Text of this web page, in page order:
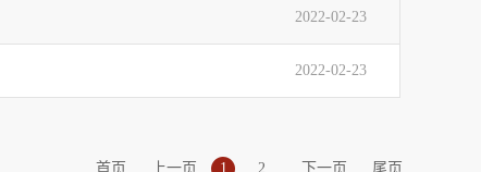
2022-02-23
2022-02-23
首页 上一页 1 2 下一页 尾页